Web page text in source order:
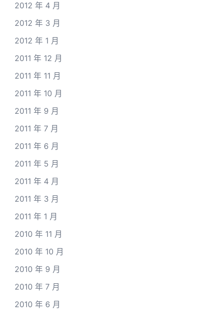
2012 年 4 月
2012 年 3 月
2012 年 1 月
2011 年 12 月
2011 年 11 月
2011 年 10 月
2011 年 9 月
2011 年 7 月
2011 年 6 月
2011 年 5 月
2011 年 4 月
2011 年 3 月
2011 年 1 月
2010 年 11 月
2010 年 10 月
2010 年 9 月
2010 年 7 月
2010 年 6 月